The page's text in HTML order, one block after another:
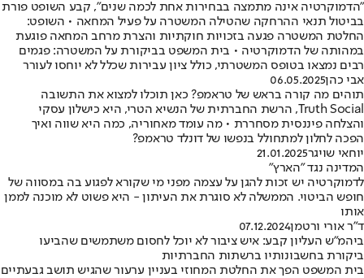
"הדמוקרטיה אינה מתמצה בבחירות אחת לכמה שנים", קבע השופט פורת
בביטול תנאי ההרחקה שהטילה המשטרה על פעיל המחאה • השופט:
החלטת המשטרה פגעה בזכויות חוקתיות והצרת מרחב המחאה פוגעת
במהותה של הדמוקרטיה • בית המשפט בביקורת על המשטרה: פגמים
רבים נמצאו בטופס המשטרתי, כולל ציון עבירות שכלל לא יוחסו לעורר
אבי כהן06.05.2025
תוהים מה קורה בראש של טראמפ? כאן תוכלו למצוא את התשובה
Truth Social, הרשת החברתית של הנשיא הטרי, היא כישלון עסקי
והצלחה פיננסית מסחררת • מה עומד מאחוריה, כמה היא שווה ואיך
הפכה לחלון למתחולל בנפשו של דונלד טראמפ?
יוחאי שויגר21.01.2025
המדינה נגד "הארץ"
לדמוקרטיה יש זכות להגן על עצמה מפני מי שקורא לפגוע בה במסווה של
חופש הביטוי. הממשלה לא סוגרת את העיתון - היא פשוט לא מוכנה לממן
אותו
ד"ר אורי ורטמן07.12.2024
ביהמ"ש העליון קבע: איש ציבור לא יוכל לחסום משתמשים שהביעו
ביקורת בחשבונותיו ברשתות החברתיות
בית המשפט הפך את החלטת המחוזי בעניין ערעור שהגיש תושב גבעתיים